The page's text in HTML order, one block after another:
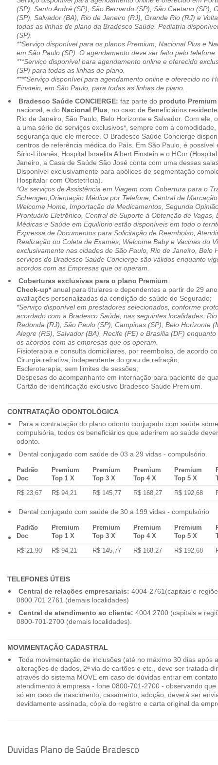
(SP), Santo André (SP), São Bernardo (SP), São Caetano (SP),
(SP), Salvador (BA), Rio de Janeiro (RJ), Grande Rio (RJ) e
todas as linhas de plano da Bradesco Saúde. Pediatria
(SP).
**Serviço disponível para os planos Premium, Nacional Plus e
em São Paulo (SP). O agendamento deve ser feito pelo telefone.
***Serviço disponível para agendamento online e oferecido
(SP) para todas as linhas de plano.
****Serviço disponível para agendamento online e oferecido no
Einstein, em São Paulo, para todas as linhas de plano.
Bradesco Saúde CONCIERGE: faz parte do produto Premium
nacional, e do Nacional Plus , no caso de Beneficiários
Rio de Janeiro, São Paulo, Belo Horizonte e Salvador. Com ele,
a uma série de serviços exclusivos*, sempre com a
segurança que ele merece. O Bradesco Saúde Concierge
centros de referência médica do País. Em São Paulo, é possível
Sírio-Libanês, Hospital Israelita Albert Einstein e o HCor
Janeiro, a Casa de Saúde São José conta com uma dessas
Disponível exclusivamente para apólices de segmentação
Hospitalar com Obstetrícia).
*Os serviços de Assistência em Viagem com Cobertura para o
Schengen,Orientação Médica por Telefone, Central de
Welcome Home, Importação de Medicamentos, Segunda
Prontuário Eletrônico, Central de Suporte à Obtenção de Vagas,
Médicas e Saúde em Equilíbrio estão disponíveis em todo o
Expressa de Documentos para Solicitação de Reembolso,
Realização ou Coleta de Exames, Welcome Baby e Vacinas do
exclusivamente nas cidades de São Paulo, Rio de Janeiro, Belo
serviços do Bradesco Saúde Concierge são válidos enquanto
acordos com as Empresas que os operam.
Coberturas exclusivas para o plano Premium:
Check-up*anual para titulares e dependentes a partir de 29
avaliações personalizadas da condição de saúde do Segurado;
*Serviço disponível em prestadores selecionados, conforme
acordado com a Bradesco Saúde, nas seguintes localidades:
Redonda (RJ), São Paulo (SP), Campinas (SP), Belo Horizonte
Alegre (RS), Salvador (BA), Recife (PE) e Brasília (DF)
os acordos com as empresas que os operam.
Fisioterapia e consulta domiciliares, por reembolso, de acordo
Cirurgia refrativa, independente do grau de refração;
Escleroterapia, sem limites de sessões;
Despesas do acompanhante em internação para paciente de
Cartão de identificação exclusivo Bradesco Saúde Premium.
CONTRATAÇÃO ODONTOLÓGICA
Para a contratação do plano odonto conjugado com saúde
compulsória, todos os beneficiários que aderirem ao saúde
odonto.
Dental conjugado com saúde de 03 a 29 vidas - compulsório.
Padrão
Doc
Premium
Top 1 X
Premium
Top 3 X
Premium
Top 4 X
Premium
Top 5 X
R$ 23,67
R$ 94,21 R$ 145,77 R$ 168,27 R$ 192,68
Dental conjugado com saúde de 30 a 199 vidas - compulsório
Padrão
Doc
Premium
Top 1 X
Premium
Top 3 X
Premium
Top 4 X
Premium
Top 5 X
R$ 21,90
R$ 94,21 R$ 145,77 R$ 168,27 R$ 192,68
TELEFONES ÚTEIS
Central de relações empresariais: 4004-2761(capitais e
0800.701 2761 (demais localidades)
Central de atendimento ao cliente: 4004 2700 (capitais e
0800-701-2700 (demais localidades).
MOVIMENTAÇÃO CADASTRAL
Toda movimentação de inclusões (até no máximo 30 dias após
alterações de dados, 2ª via de cartões e etc., deve ser tratada
através do sistema MOVE em caso de dúvidas entrar em
atendimento à empresa - fone 0800-701-2700 - observando
só em caso de nascimento, casamento, adoção, deverá ser
devidamente assinada, cópia do registro e carta original da
Duvidas Plano de Saúde Bradesco